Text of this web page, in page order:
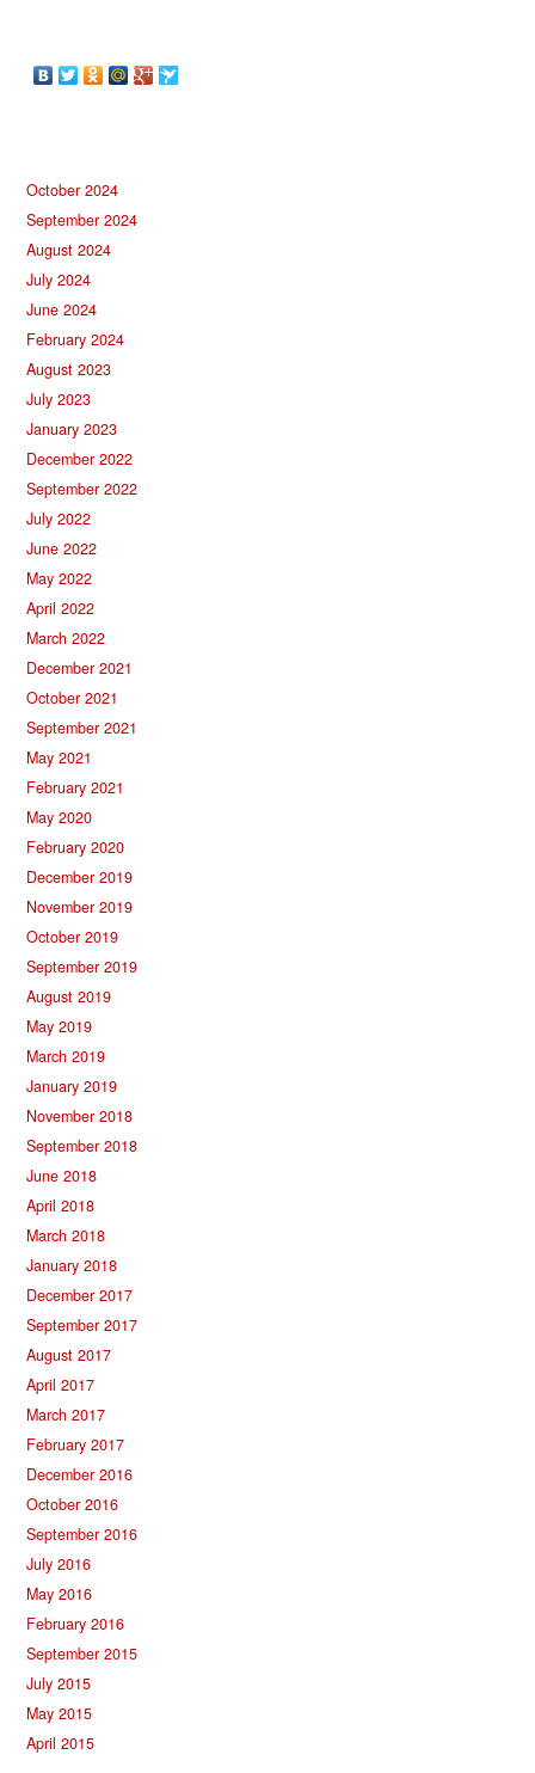
October 2024
September 2024
August 2024
July 2024
June 2024
February 2024
August 2023
July 2023
January 2023
December 2022
September 2022
July 2022
June 2022
May 2022
April 2022
March 2022
December 2021
October 2021
September 2021
May 2021
February 2021
May 2020
February 2020
December 2019
November 2019
October 2019
September 2019
August 2019
May 2019
March 2019
January 2019
November 2018
September 2018
June 2018
April 2018
March 2018
January 2018
December 2017
September 2017
August 2017
April 2017
March 2017
February 2017
December 2016
October 2016
September 2016
July 2016
May 2016
February 2016
September 2015
July 2015
May 2015
April 2015